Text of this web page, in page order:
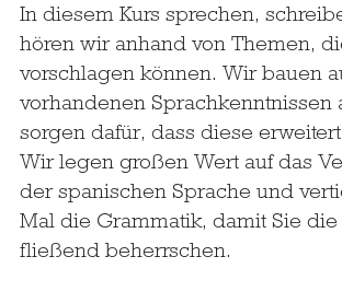
In diesem Kurs sprechen,
hören wir anhand von Themen,
vorschlagen können. Wir bauen
vorhandenen Sprachkenntnissen
sorgen dafür, dass diese
Wir legen großen Wert auf das
der spanischen Sprache und
Mal die Grammatik, damit Sie die
fließend beherrschen.